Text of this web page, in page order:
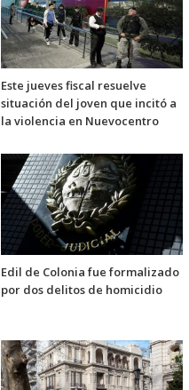
Este jueves fiscal resuelve
situación del joven que incitó a
la violencia en Nuevocentro
Edil de Colonia fue formalizado
por dos delitos de homicidio